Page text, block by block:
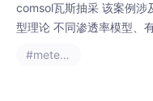
comsol瓦斯抽采 该案例涉
型理论 不同渗透率模型、
#metersphere